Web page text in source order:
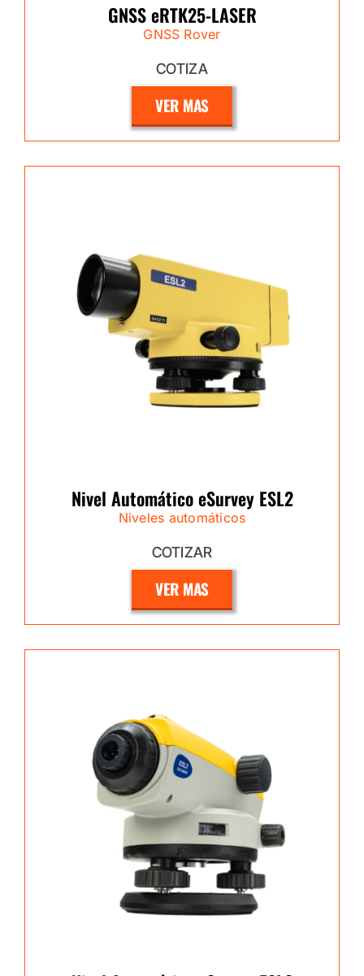
GNSS eRTK25-LASER
GNSS Rover
COTIZA
VER MAS
Nivel Automático eSurvey ESL2
Niveles automáticos
COTIZAR
VER MAS